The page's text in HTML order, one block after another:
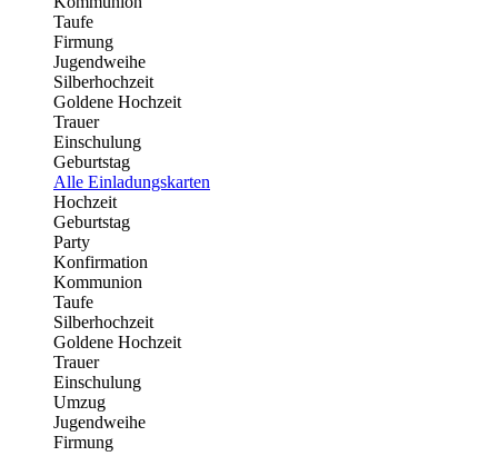
Taufe
Firmung
Jugendweihe
Silberhochzeit
Goldene Hochzeit
Trauer
Einschulung
Geburtstag
Alle Einladungskarten
Hochzeit
Geburtstag
Party
Konfirmation
Kommunion
Taufe
Silberhochzeit
Goldene Hochzeit
Trauer
Einschulung
Umzug
Jugendweihe
Firmung